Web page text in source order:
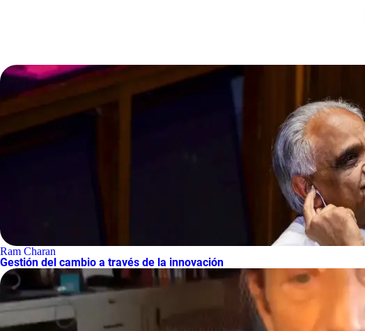
Ram Charan
Gestión del cambio a través de la innovación